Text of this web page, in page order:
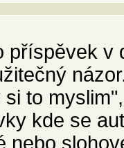
příspěvek
to
kde se
nebo